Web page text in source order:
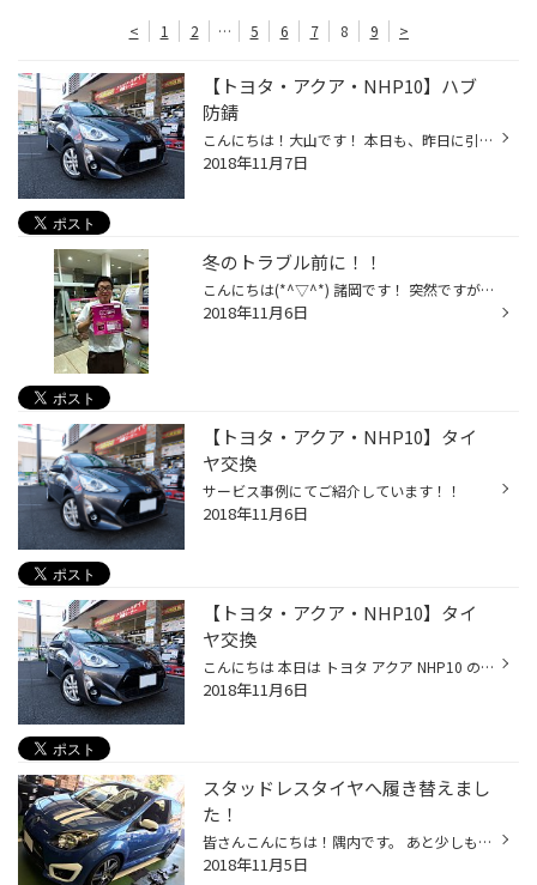
< 1 2 … 5 6 7 8 9 >
【トヨタ・アクア・NHP10】ハブ
防錆
こんにちは！大山です！ 本日も、昨日に引き続き トヨタ・アクアのご紹介になります。 ハブ防錆の作業をさせていただきました！ ハブとはタイヤを取りつける部分、ボルトが付いている部分なんですが、 どうしても雨などの水分で錆びてきてしまいます。 錆がひどくなるとタイヤと固着してしまい簡単...
2018年11月7日
冬のトラブル前に！！
こんにちは(*^▽^*) 諸岡です！ 突然ですが、みなさん冬のお車トラブルで一番の理由ご存知ですか？ 実は、バッテリーのトラブルが一番なんです！！ 最近のバッテリーは、寿命が近くなっても前兆がなく、突然バッテリーが上がってしまいます(>_<) そのようなことが、おこる前にぜひ交換をオススメしま...
2018年11月6日
【トヨタ・アクア・NHP10】タイ
ヤ交換
サービス事例にてご紹介しています！！
2018年11月6日
【トヨタ・アクア・NHP10】タイ
ヤ交換
こんにちは 本日は トヨタ アクア NHP10 のタイヤ交換のご紹介です。 交換したタイヤは・・・ 175/65R15 レグノGR-XIです。 上質な静粛性 優雅な乗り心地 冴えわたる運動性能 とトータルバランスで性能が高いです！！ 詳しくはこちらをご覧ください→レグノ 個人的な意見ですが乗ってすぐ体感できま...
2018年11月6日
スタッドレスタイヤへ履き替えまし
た！
皆さんこんにちは！隅内です。 あと少しも経てば、冬！！今年は雪、降るんでしょうか？ いや、降るにしろ降らないにしろ、路面の凍結は必ず起きます！ 天気予報で「今年は暖冬だ～」なんて言っていても、油断はしてはいけませんよ！ という事で、当店スタッフはすでに、愛車へのスタッドレスタイヤ...
2018年11月5日